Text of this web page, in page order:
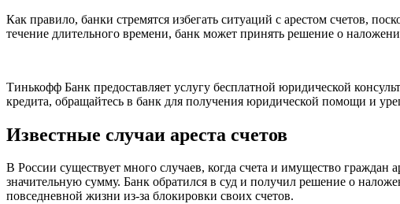
Как правило, банки стремятся избегать ситуаций с арестом счетов,
течение длительного времени, банк может принять решение о
Тинькофф Банк предоставляет услугу бесплатной юридической
кредита, обращайтесь в банк для получения юридической помощи и
Известные случаи ареста счетов
В России существует много случаев, когда счета и имущество
значительную сумму. Банк обратился в суд и получил решение о
повседневной жизни из-за блокировки своих счетов.